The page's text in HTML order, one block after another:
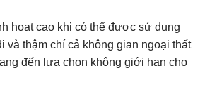
hoạt cao khi có thể được sử dụng
và thậm chí cả không gian ngoại thất
đến lựa chọn không giới hạn cho